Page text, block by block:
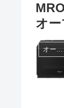
オー